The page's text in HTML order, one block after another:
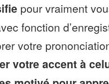
pour vraiment
fonction
votre
votre accent à